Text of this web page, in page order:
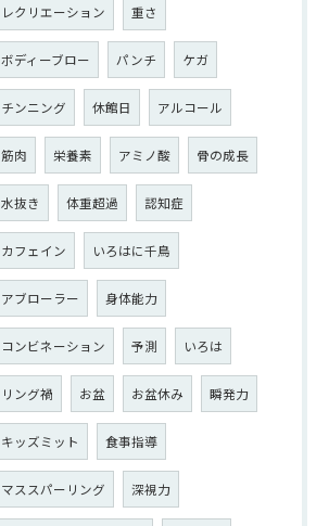
レクリエーション 重さ
ボディーブロー パンチ ケガ
チンニング 休館日 アルコール
筋肉 栄養素 アミノ酸 骨の成長
水抜き 体重超過 認知症
カフェイン いろはに千鳥
アブローラー 身体能力
コンビネーション 予測 いろは
リング禍 お盆 お盆休み 瞬発力
キッズミット 食事指導
マススパーリング 深視力